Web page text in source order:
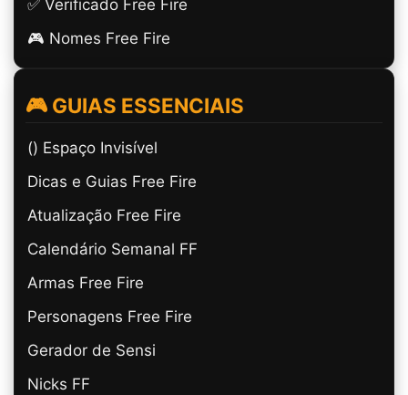
✅ Verificado Free Fire
🎮 Nomes Free Fire
🎮 GUIAS ESSENCIAIS
(ㅤ) Espaço Invisível
Dicas e Guias Free Fire
Atualização Free Fire
Calendário Semanal FF
Armas Free Fire
Personagens Free Fire
Gerador de Sensi
Nicks FF